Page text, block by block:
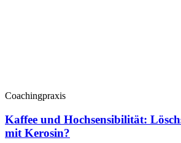
Coachingpraxis
Kaffee und Hochsensibilität:
mit Kerosin?